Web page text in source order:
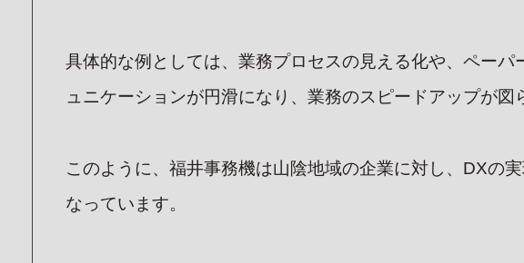
具体的な例としては、業務プロセスの見える化や、ペー
ュニケーションが円滑になり、業務のスピードアップが図
このように、福井事務機は山陰地域の企業に対し、DXの
なっています。